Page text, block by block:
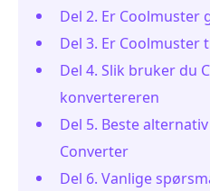
Del 2. Er Coolmuster
Del 3. Er Coolmuster
Del 4. Slik bruker du
konvertereren
Del 5. Beste
Converter
Del 6. Vanlige